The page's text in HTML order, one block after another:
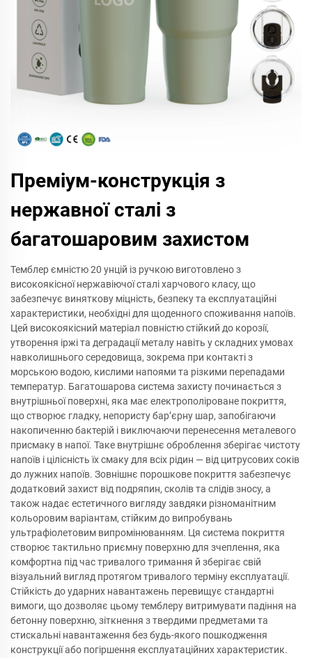
Преміум-конструкція з
нержавної сталі з
багатошаровим захистом
Темблер ємністю 20 унцій із ручкою виготовлено з
високоякісної нержавіючої сталі харчового класу, що
забезпечує виняткову міцність, безпеку та експлуатаційні
характеристики, необхідні для щоденного споживання напоїв.
Цей високоякісний матеріал повністю стійкий до корозії,
утворення іржі та деградації металу навіть у складних умовах
навколишнього середовища, зокрема при контакті з
морською водою, кислими напоями та різкими перепадами
температур. Багатошарова система захисту починається з
внутрішньої поверхні, яка має електрополіроване покриття,
що створює гладку, непористу бар’єрну шар, запобігаючи
накопиченню бактерій і виключаючи перенесення металевого
присмаку в напої. Таке внутрішнє оброблення зберігає чистоту
напоїв і цілісність їх смаку для всіх рідин — від цитрусових соків
до лужних напоїв. Зовнішнє порошкове покриття забезпечує
додатковий захист від подряпин, сколів та слідів зносу, а
також надає естетичного вигляду завдяки різноманітним
кольоровим варіантам, стійким до випробувань
ультрафіолетовим випромінюванням. Ця система покриття
створює тактильно приємну поверхню для зчеплення, яка
комфортна під час тривалого тримання й зберігає свій
візуальний вигляд протягом тривалого терміну експлуатації.
Стійкість до ударних навантажень перевищує стандартні
вимоги, що дозволяє цьому темблеру витримувати падіння на
бетонну поверхню, зіткнення з твердими предметами та
стискальні навантаження без будь-якого пошкодження
конструкції або погіршення експлуатаційних характеристик.